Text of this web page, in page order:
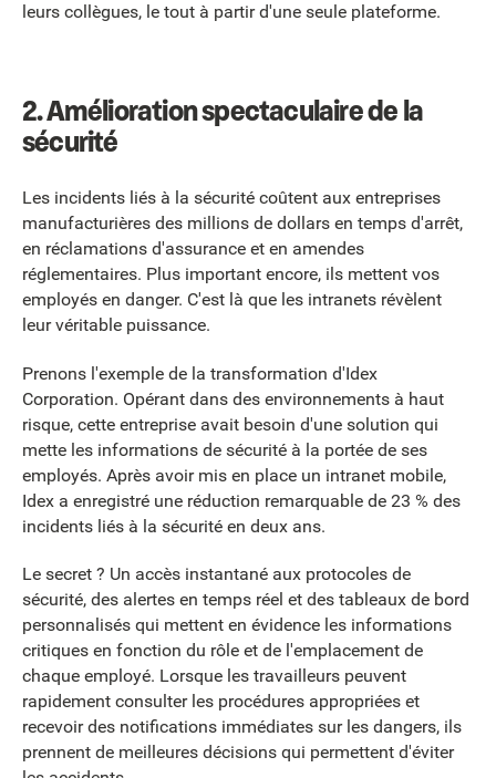
leurs collègues, le tout à partir d'une seule plateforme.
2. Amélioration spectaculaire de la
sécurité
Les incidents liés à la sécurité coûtent aux entreprises
manufacturières des millions de dollars en temps d'arrêt,
en réclamations d'assurance et en amendes
réglementaires. Plus important encore, ils mettent vos
employés en danger. C'est là que les intranets révèlent
leur véritable puissance.
Prenons l'exemple de la transformation d'Idex
Corporation. Opérant dans des environnements à haut
risque, cette entreprise avait besoin d'une solution qui
mette les informations de sécurité à la portée de ses
employés. Après avoir mis en place un intranet mobile,
Idex a enregistré une réduction remarquable de 23 % des
incidents liés à la sécurité en deux ans.
Le secret ? Un accès instantané aux protocoles de
sécurité, des alertes en temps réel et des tableaux de bord
personnalisés qui mettent en évidence les informations
critiques en fonction du rôle et de l'emplacement de
chaque employé. Lorsque les travailleurs peuvent
rapidement consulter les procédures appropriées et
recevoir des notifications immédiates sur les dangers, ils
prennent de meilleures décisions qui permettent d'éviter